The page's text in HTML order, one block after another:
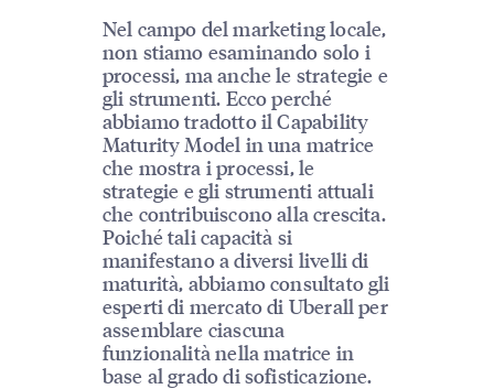
Nel campo del marketing locale,
non stiamo esaminando solo i
processi, ma anche le strategie e
gli strumenti. Ecco perché
abbiamo tradotto il Capability
Maturity Model in una matrice
che mostra i processi, le
strategie e gli strumenti attuali
che contribuiscono alla crescita.
Poiché tali capacità si
manifestano a diversi livelli di
maturità, abbiamo consultato gli
esperti di mercato di Uberall per
assemblare ciascuna
funzionalità nella matrice in
base al grado di sofisticazione.